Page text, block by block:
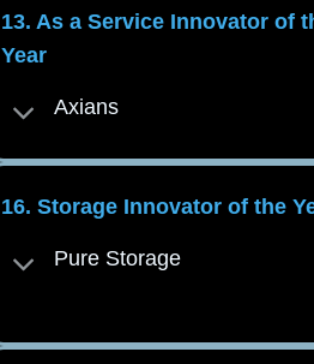
13. As a Service Innovator of
Year
Axians
16. Storage Innovator of the
Pure Storage